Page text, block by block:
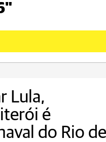
Lula,
é
do Rio de